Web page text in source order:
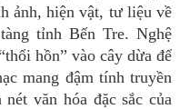
ảnh, hiện vật, tư liệu về
tỉnh Bến Tre. Nghệ
hồn” vào cây dừa để
mang đậm tính truyền
văn hóa đặc sắc của